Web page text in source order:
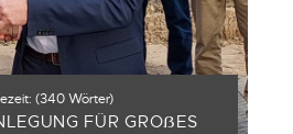
(340Wörter)
FÜR GROẞ ES